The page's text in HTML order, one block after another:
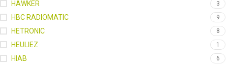
HAWKER 3
HBC RADIOMATIC 9
HETRONIC 8
HEULIEZ 1
HIAB 6